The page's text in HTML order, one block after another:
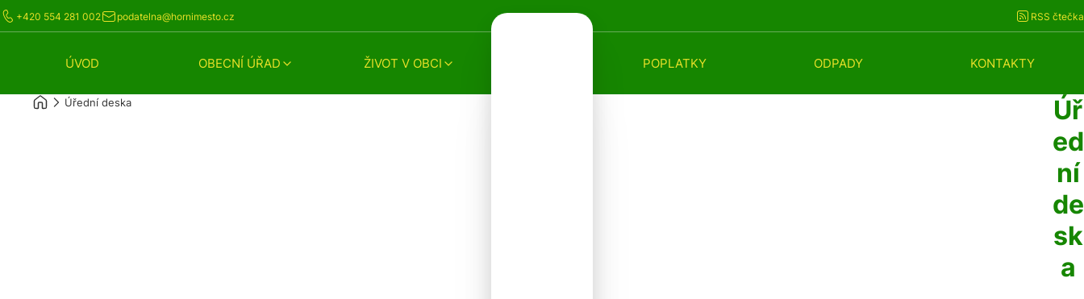
+420 554 281 002 podatelna@hornimesto.cz RSS čtečka
ÚVOD OBECNÍ ÚŘAD ŽIVOT V OBCI POPLATKY ODPADY KONTAKTY
Úřední deska
Úř
ed
ní
de
sk
a